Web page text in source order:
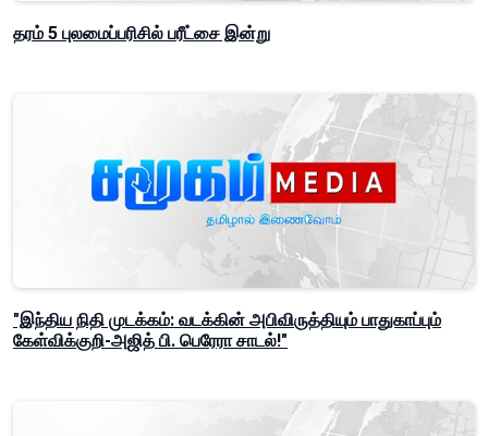
தரம் 5 புலமைப்பரிசில் பரீட்சை இன்று
"இந்திய நிதி முடக்கம்: வடக்கின் அபிவிருத்தியும் பாதுகாப்பும்
கேள்விக்குறி-அஜித் பி. பெரேரா சாடல்!"